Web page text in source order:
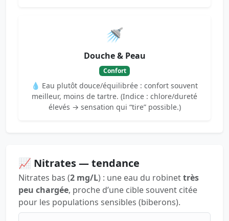
🚿
Douche & Peau
Confort
💧 Eau plutôt douce/équilibrée : confort souvent
meilleur, moins de tartre. (Indice : chlore/dureté
élevés → sensation qui “tire” possible.)
📈 Nitrates — tendance
Nitrates bas (2 mg/L) : une eau du robinettrès
peu chargée, proche d’une cible souvent citée
pour les populations sensibles (biberons).